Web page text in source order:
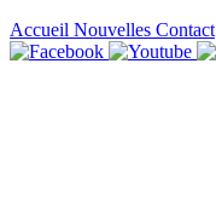
Accueil Nouvelles Contact